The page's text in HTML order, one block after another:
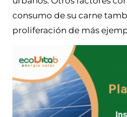
consumo de su carne
proliferación de más